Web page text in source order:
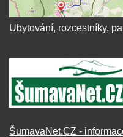
Ubytování, rozcestníky,
ŠumavaNet.CZ -